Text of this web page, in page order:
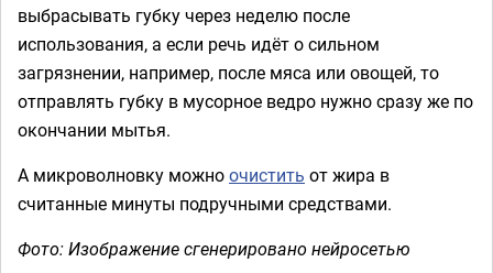
выбрасывать губку через неделю после
использования, а если речь идёт о сильном
загрязнении, например, после мяса или овощей, то
отправлять губку в мусорное ведро нужно сразу же по
окончании мытья.
А микроволновку можноочистить от жира в
считанные минуты подручными средствами.
Фото: Изображение сгенерировано нейросетью